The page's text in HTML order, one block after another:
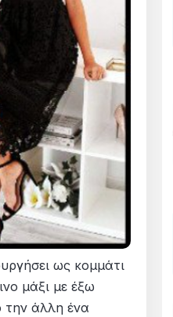
ως κομμάτι
μάξι με έξω
την άλλη ένα